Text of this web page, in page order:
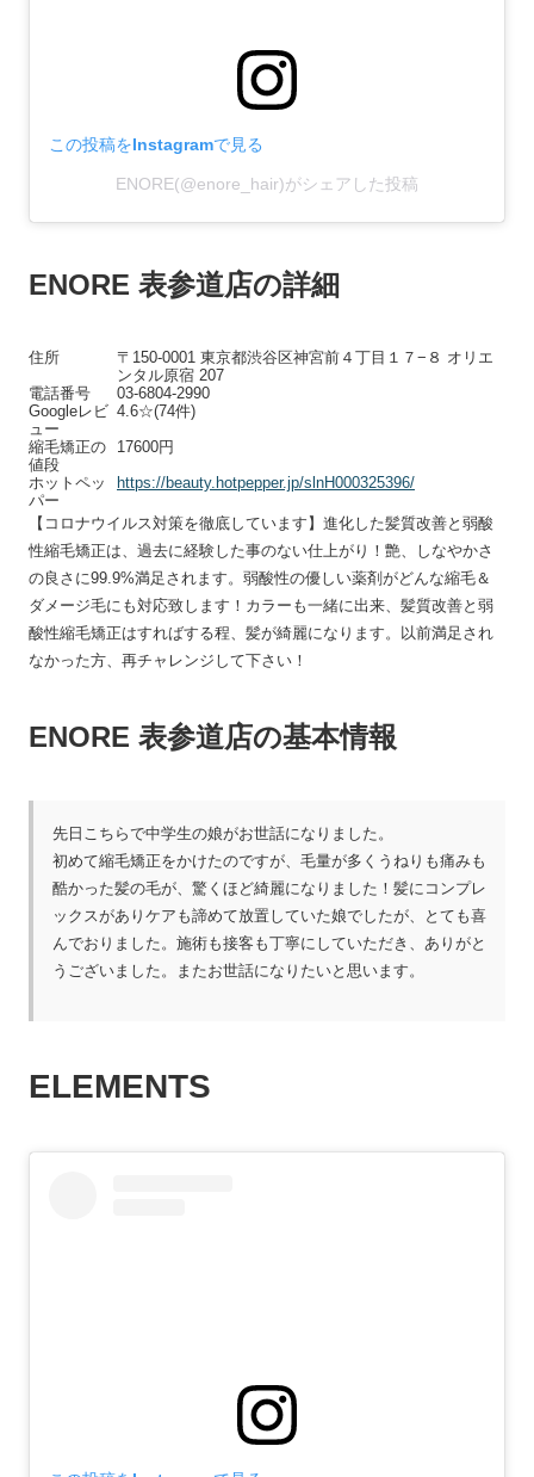
この投稿をInstagramで見る
ENORE(@enore_hair)がシェアした投稿
ENORE 表参道店の詳細
住所
〒150-0001 東京都渋谷区神宮前４丁目１７−８ オリエ
ンタル原宿 207
電話番号
03-6804-2990
Googleレビ
ュー
4.6☆(74件)
縮毛矯正の
値段
17600円
ホットペッ
パー
https://beauty.hotpepper.jp/slnH000325396/
【コロナウイルス対策を徹底しています】進化した髪質改善と弱酸
性縮毛矯正は、過去に経験した事のない仕上がり！艶、しなやかさ
の良さに99.9%満足されます。弱酸性の優しい薬剤がどんな縮毛＆
ダメージ毛にも対応致します！カラーも一緒に出来、髪質改善と弱
酸性縮毛矯正はすればする程、髪が綺麗になります。以前満足され
なかった方、再チャレンジして下さい！
ENORE 表参道店の基本情報
先日こちらで中学生の娘がお世話になりました。
初めて縮毛矯正をかけたのですが、毛量が多くうねりも痛みも
酷かった髪の毛が、驚くほど綺麗になりました！髪にコンプレ
ックスがありケアも諦めて放置していた娘でしたが、とても喜
んでおりました。施術も接客も丁寧にしていただき、ありがと
うございました。またお世話になりたいと思います。
ELEMENTS